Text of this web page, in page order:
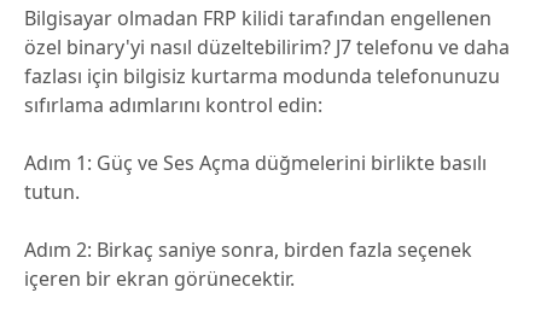
Bilgisayar olmadan FRP kilidi tarafından engellenen
özel binary'yi nasıl düzeltebilirim? J7 telefonu ve daha
fazlası için bilgisiz kurtarma modunda telefonunuzu
sıfırlama adımlarını kontrol edin:
Adım 1: Güç ve Ses Açma düğmelerini birlikte basılı
tutun.
Adım 2: Birkaç saniye sonra, birden fazla seçenek
içeren bir ekran görünecektir.